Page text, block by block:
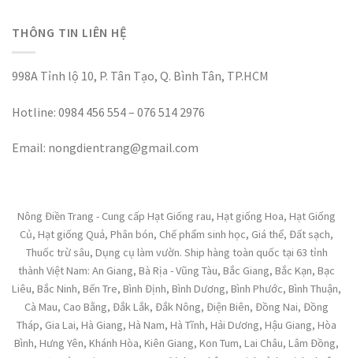
THÔNG TIN LIÊN HỆ
998A Tỉnh lộ 10, P. Tân Tạo, Q. Bình Tân, TP.HCM
Hotline: 0984 456 554 – 076 514 2976
Email: nongdientrang@gmail.com
Nông Điền Trang - Cung cấp Hạt Giống rau, Hạt giống Hoa, Hạt Giống
Củ, Hạt giống Quả, Phân bón, Chế phẩm sinh học, Giá thể, Đất sạch,
Thuốc trừ sâu, Dụng cụ làm vườn. Ship hàng toàn quốc tại 63 tỉnh
thành Việt Nam: An Giang, Bà Rịa - Vũng Tàu, Bắc Giang, Bắc Kạn, Bạc
Liêu, Bắc Ninh, Bến Tre, Bình Định, Bình Dương, Bình Phước, Bình Thuận,
Cà Mau, Cao Bằng, Đắk Lắk, Đắk Nông, Điện Biên, Đồng Nai, Đồng
Tháp, Gia Lai, Hà Giang, Hà Nam, Hà Tĩnh, Hải Dương, Hậu Giang, Hòa
Bình, Hưng Yên, Khánh Hòa, Kiên Giang, Kon Tum, Lai Châu, Lâm Đồng,